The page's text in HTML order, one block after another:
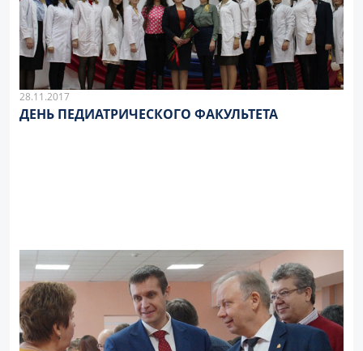
28.11.2017
ДЕНЬ ПЕДИАТРИЧЕСКОГО ФАКУЛЬТЕТА